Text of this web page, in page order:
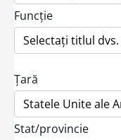
Funcție
Țară
Stat/provincie